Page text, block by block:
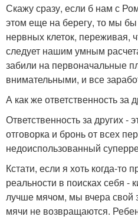
Скажу сразу, если б нам с
этом еще на берегу, то мы
нервных клеток, переживая,
следует нашим умным
забили на первоначальные
внимательными, и все
А как же ответственность за
Ответственность за других -
отговорка и бронь от всех
недоиспользованный
Кстати, если я хоть когда-то
реальности в поисках себя -
лучше мячом, мы вчера свой
мячи не возвращаются.